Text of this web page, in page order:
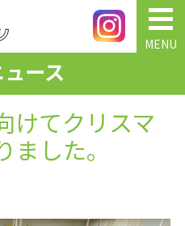
MENU
ース
けてクリスマ
した。